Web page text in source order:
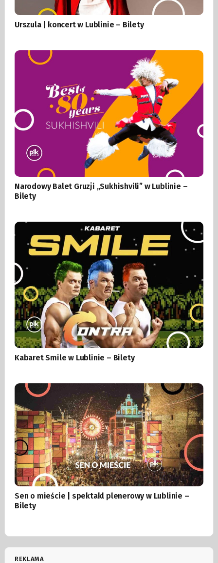
Urszula | koncert w Lublinie – Bilety
Narodowy Balet Gruzji „Sukhishvili” w Lublinie –
Bilety
Kabaret Smile w Lublinie – Bilety
Sen o mieście | spektakl plenerowy w Lublinie –
Bilety
REKLAMA